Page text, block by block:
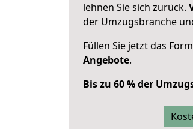
lehnen Sie sich zurück.
der Umzugsbranche
Füllen Sie jetzt das
Angebote.
Bis zu 60 % der